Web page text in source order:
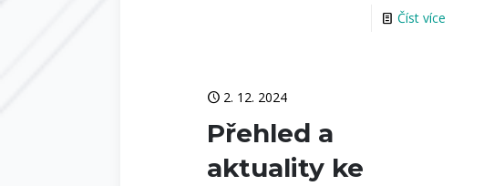
Číst více
2. 12. 2024
Přehled a
aktuality ke